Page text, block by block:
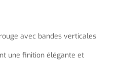
avec bandes verticales
une finition élégante et